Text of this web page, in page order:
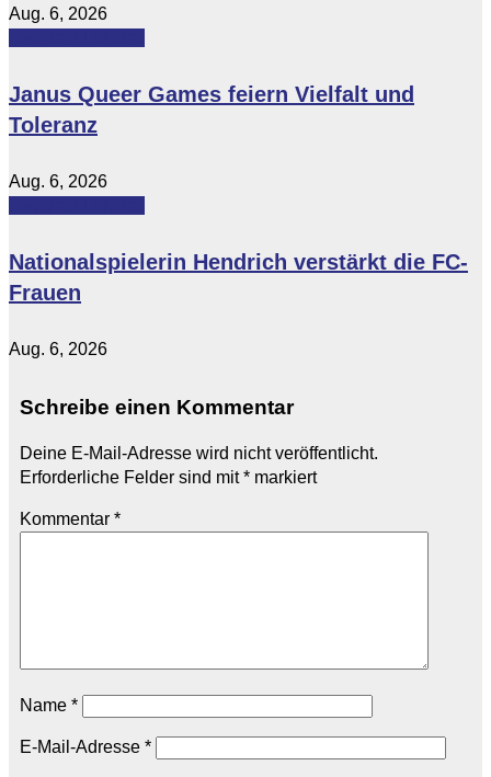
Aug. 6, 2026
Janus Queer Games feiern Vielfalt und
Toleranz
Aug. 6, 2026
Nationalspielerin Hendrich verstärkt die FC-
Frauen
Aug. 6, 2026
Schreibe einen Kommentar
Deine E-Mail-Adresse wird nicht veröffentlicht.
Erforderliche Felder sind mit* markiert
Kommentar *
Name *
E-Mail-Adresse *